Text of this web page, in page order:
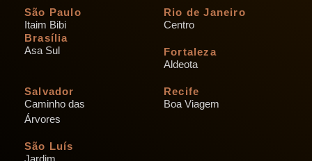
São Paulo
Itaim Bibi
Rio de Janeiro
Centro
Brasília
Asa Sul
Fortaleza
Aldeota
Salvador
Caminho das
Árvores
Recife
Boa Viagem
São Luís
Jardim